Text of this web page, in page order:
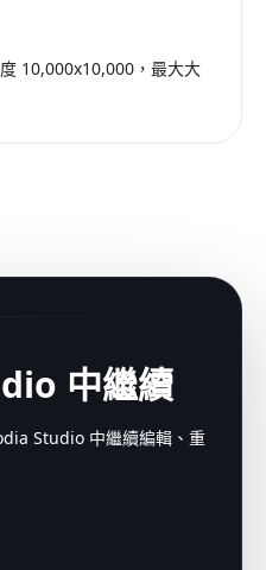
10,000x10,000，最大大
中繼續
Studio 中繼續編輯、重